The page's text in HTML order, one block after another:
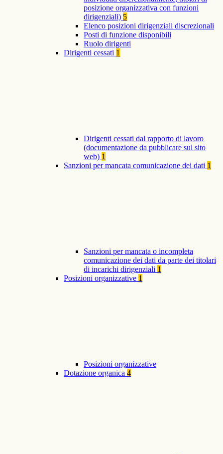
posizione organizzativa con funzioni
dirigenziali) 5
Elenco posizioni dirigenziali discrezionali
Posti di funzione disponibili
Ruolo dirigenti
Dirigenti cessati 1
Dirigenti cessati dal rapporto di lavoro
(documentazione da pubblicare sul sito
web) 1
Sanzioni per mancata comunicazione dei dati 1
Sanzioni per mancata o incompleta
comunicazione dei dati da parte dei titolari
di incarichi dirigenziali 1
Posizioni organizzative 1
Posizioni organizzative
Dotazione organica 4